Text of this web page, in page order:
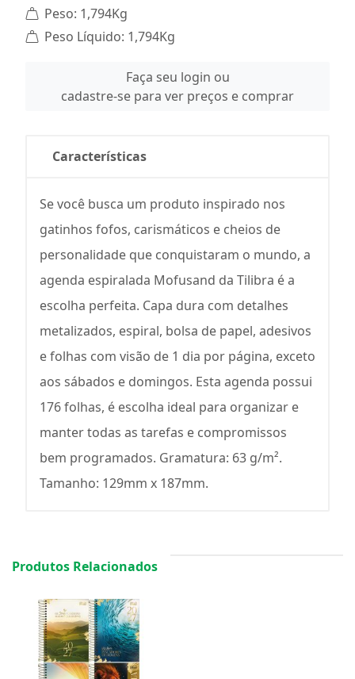
Peso: 1,794Kg
Peso Líquido: 1,794Kg
Faça seu login ou
cadastre-se para ver preços e comprar
Características
Se você busca um produto inspirado nos
gatinhos fofos, carismáticos e cheios de
personalidade que conquistaram o mundo, a
agenda espiralada Mofusand da Tilibra é a
escolha perfeita. Capa dura com detalhes
metalizados, espiral, bolsa de papel, adesivos
e folhas com visão de 1 dia por página, exceto
aos sábados e domingos. Esta agenda possui
176 folhas, é escolha ideal para organizar e
manter todas as tarefas e compromissos
bem programados. Gramatura: 63 g/m².
Tamanho: 129mm x 187mm.
Produtos Relacionados